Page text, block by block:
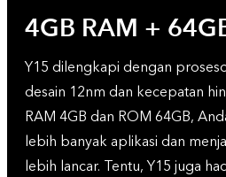
4GB RAM +
Y15 dilengkapi dengan
desain 12nm dan kecepatan
RAM 4GB dan ROM 64GB,
lebih banyak aplikasi dan
lebih lancar. Tentu, Y15 juga